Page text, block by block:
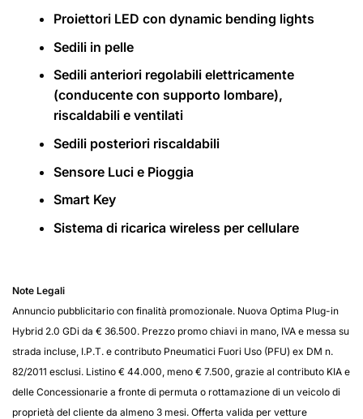
Proiettori LED con dynamic bending lights
Sedili in pelle
Sedili anteriori regolabili elettricamente
(conducente con supporto lombare),
riscaldabili e ventilati
Sedili posteriori riscaldabili
Sensore Luci e Pioggia
Smart Key
Sistema di ricarica wireless per cellulare
Note Legali
Annuncio pubblicitario con finalità promozionale. Nuova Optima Plug-in
Hybrid 2.0 GDi da € 36.500. Prezzo promo chiavi in mano, IVA e messa su
strada incluse, I.P.T. e contributo Pneumatici Fuori Uso (PFU) ex DM n.
82/2011 esclusi. Listino € 44.000, meno € 7.500, grazie al contributo KIA e
delle Concessionarie a fronte di permuta o rottamazione di un veicolo di
proprietà del cliente da almeno 3 mesi. Offerta valida per vetture